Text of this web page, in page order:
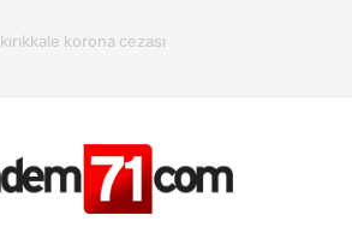
kırıkkale korona cezası